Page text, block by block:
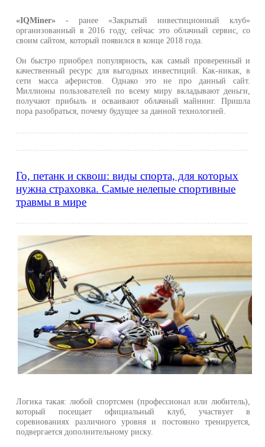
«IQMiner» - ранее «Закрытый инвестиционный клуб»
организованный в 2016 году, сейчас это облачный сервис, со
своим сайтом, который появился в конце 2018 года.
Он быстро приобрел популярность, как самый проверенный и
качественный ресурс для выгодных инвестиций. Как-никак, в
сети масса аферистов. Однако это не про данный сайт.
Миллионы пользователей по всему миру вкладывают деньги,
получают прибыль и осваивают облачный майнинг. Пришла
пора разобраться, почему будущее за данной технологией.
Го, петанк и сквош: виды спорта, для которых
нужна страховка. Самые нелепые спортивные
травмы в мире
Логика такая: любой спортсмен (профессионал или любитель),
который посещает официальный клуб, участвует в
соревнованиях различного уровня и постоянно тренируется,
подвергается дополнительному риску.